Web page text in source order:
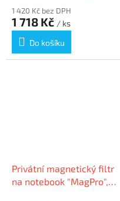
1 420 Kč bez DPH
1 718 Kč / ks
Do košíku
Privátní magnetický filtr
na notebook "MagPro",